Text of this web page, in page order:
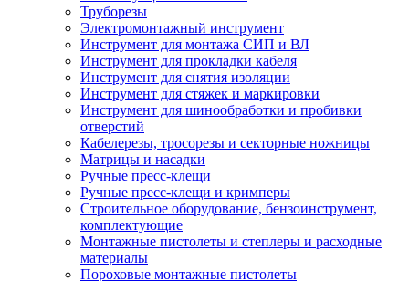
Труборезы
Электромонтажный инструмент
Инструмент для монтажа СИП и ВЛ
Инструмент для прокладки кабеля
Инструмент для снятия изоляции
Инструмент для стяжек и маркировки
Инструмент для шинообработки и пробивки
отверстий
Кабелерезы, тросорезы и секторные ножницы
Матрицы и насадки
Ручные пресс-клещи
Ручные пресс-клещи и кримперы
Строительное оборудование, бензоинструмент,
комплектующие
Монтажные пистолеты и степлеры и расходные
материалы
Пороховые монтажные пистолеты